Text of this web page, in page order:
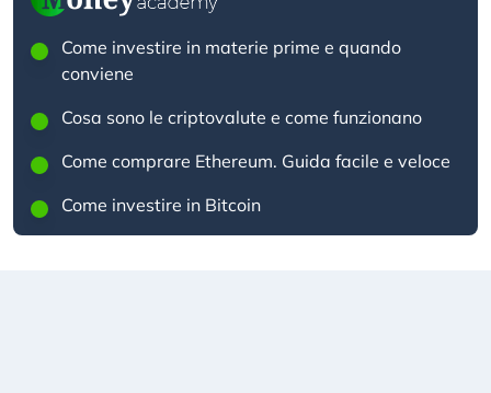
Come investire in materie prime e quando
conviene
Cosa sono le criptovalute e come funzionano
Come comprare Ethereum. Guida facile e veloce
Come investire in Bitcoin